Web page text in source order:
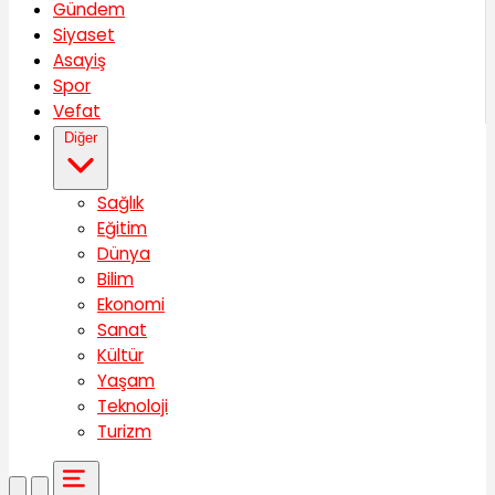
Gündem
Siyaset
Asayiş
Spor
Vefat
Diğer
Sağlık
Eğitim
Dünya
Bilim
Ekonomi
Sanat
Kültür
Yaşam
Teknoloji
Turizm